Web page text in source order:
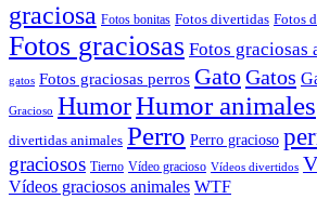
graciosa Fotos bonitas Fotos divertidas Fotos
Fotos graciosas Fotos graciosas
gatos Fotos graciosas perros GatoGatos
Gracioso HumorHumor animales
divertidas animales Perro Perro gracioso
graciosos Tierno Vídeo gracioso Vídeos divertidos
Vídeos graciosos animales WTF